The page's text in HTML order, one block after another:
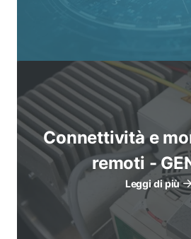
Connettività e
remoti -
Leggi di più